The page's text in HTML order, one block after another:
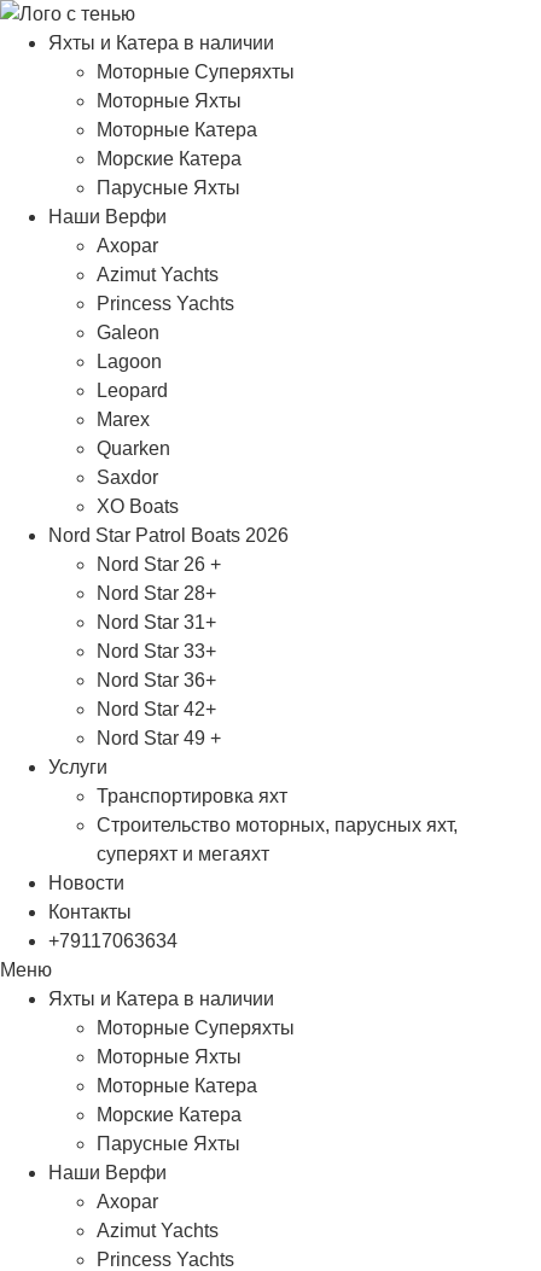
Яхты и Катера в наличии
Моторные Суперяхты
Моторные Яхты
Моторные Катера
Морские Катера
Парусные Яхты
Наши Верфи
Axopar
Azimut Yachts
Princess Yachts
Galeon
Lagoon
Leopard
Marex
Quarken
Saxdor
XO Boats
Nord Star Patrol Boats 2026
Nord Star 26 +
Nord Star 28+
Nord Star 31+
Nord Star 33+
Nord Star 36+
Nord Star 42+
Nord Star 49 +
Услуги
Транспортировка яхт
Строительство моторных, парусных яхт,
суперяхт и мегаяхт
Новости
Контакты
+79117063634
Меню
Яхты и Катера в наличии
Моторные Суперяхты
Моторные Яхты
Моторные Катера
Морские Катера
Парусные Яхты
Наши Верфи
Axopar
Azimut Yachts
Princess Yachts